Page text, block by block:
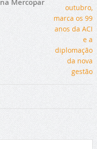
na Mercopar